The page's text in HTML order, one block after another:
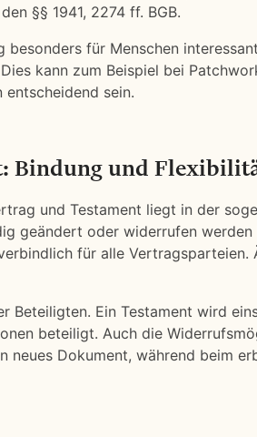
§§ 1941, 2274 ff. BGB.
für Menschen
kann zum Beispiel bei
entscheidend sein.
Bindung und
und Testament liegt in der
geändert oder widerrufen
für alle Vertragsparteien.
Beteiligten. Ein Testament wird
beteiligt. Auch die
neues Dokument, während beim